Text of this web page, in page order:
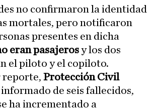
no confirmaron la identidad
mortales, pero notificaron
presentes en dicha
eran pasajerosy los dos
el piloto y el copiloto.
reporte, Protección Civil
de seis fallecidos,
ha incrementado a